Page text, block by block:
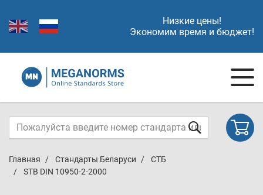
Низкие цены!
Экономим время и бюджет!
Главная Стандарты Беларуси
СТБ
STB DIN 10950-2-2000